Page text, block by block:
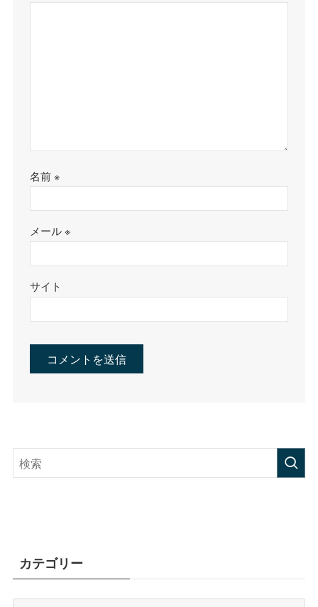
名前※
メール※
サイト
カテゴリー